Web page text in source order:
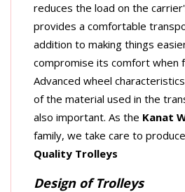
reduces the load on the
provides a comfortable
addition to making things
compromise its comfort when
Advanced wheel
of the material used in the
also important. As the Kanat
family, we take care to
Quality Trolleys
Design of Trolleys